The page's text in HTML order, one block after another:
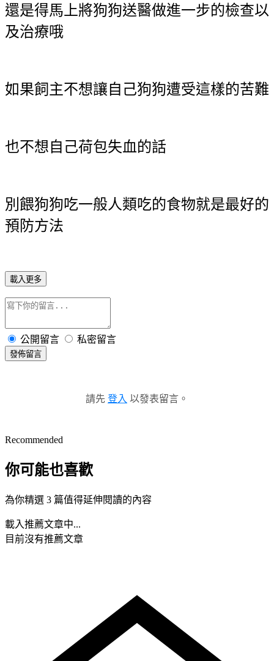
還是得馬上將狗狗送醫做進一步的檢查以
及治療哦
如果飼主不想讓自己狗狗遭受這樣的苦難
也不想自己荷包失血的話
別餵狗狗吃一般人類吃的食物就是最好的
預防方法
載入更多
公開留言 私密留言
發佈留言
請先 登入 以發表留言。
Recommended
你可能也喜歡
為你精選 3 篇值得延伸閱讀的內容
載入推薦文章中...
目前沒有推薦文章